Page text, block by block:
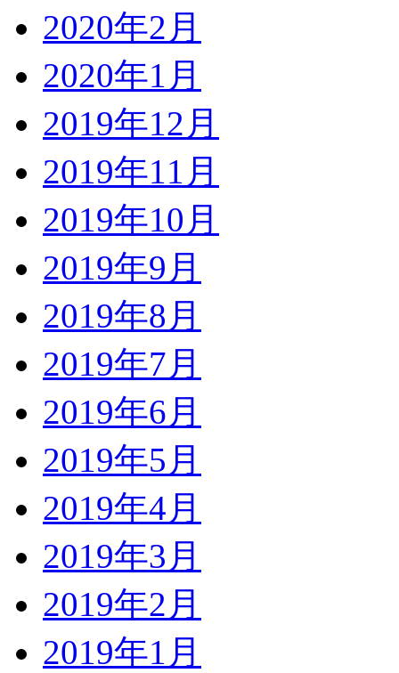
2020年2月
2020年1月
2019年12月
2019年11月
2019年10月
2019年9月
2019年8月
2019年7月
2019年6月
2019年5月
2019年4月
2019年3月
2019年2月
2019年1月